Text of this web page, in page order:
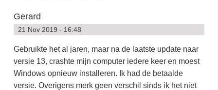
Gerard
21 Nov 2019 - 16:48
Gebruikte het al jaren, maar na de laatste update naar
versie 13, crashte mijn computer iedere keer en moest
Windows opnieuw installeren. Ik had de betaalde
versie. Overigens merk geen verschil sinds ik het niet